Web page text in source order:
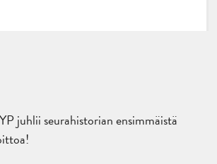
juhlii seurahistorian ensimmäistä